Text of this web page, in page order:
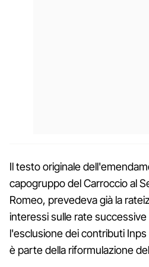
Il testo originale
capogruppo del Carroccio al
Romeo, prevedeva già la
interessi sulle rate successive
l'esclusione dei contributi Inps
è parte della riformulazione